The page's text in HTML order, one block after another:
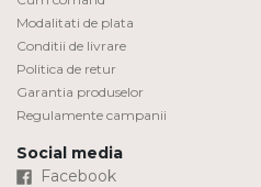
Modalitati de plata
Conditii de livrare
Politica de retur
Garantia produselor
Regulamente campanii
Social media
Facebook